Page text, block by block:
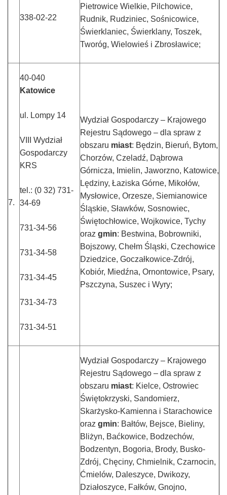
338-02-22
Pietrowice Wielkie, Pilchowice,
Rudnik, Rudziniec, Sośnicowice,
Świerklaniec, Świerklany, Toszek,
Tworóg, Wielowieś i Zbrosławice;
7.
40-040
Katowice
ul. Lompy 14
VIII Wydział
Gospodarczy
KRS
tel.: (0 32) 731-
34-69
731-34-56
731-34-58
731-34-45
731-34-73
731-34-51
Wydział Gospodarczy – Krajowego
Rejestru Sądowego – dla spraw z
obszaru miast: Będzin, Bieruń, Bytom,
Chorzów, Czeladź, Dąbrowa
Górnicza, Imielin, Jaworzno, Katowice,
Lędziny, Łaziska Górne, Mikołów,
Mysłowice, Orzesze, Siemianowice
Śląskie, Sławków, Sosnowiec,
Świętochłowice, Wojkowice, Tychy
oraz gmin: Bestwina, Bobrowniki,
Bojszowy, Chełm Śląski, Czechowice
Dziedzice, Goczałkowice-Zdrój,
Kobiór, Miedźna, Ornontowice, Psary,
Pszczyna, Suszec i Wyry;
Wydział Gospodarczy – Krajowego
Rejestru Sądowego – dla spraw z
obszaru miast: Kielce, Ostrowiec
Świętokrzyski, Sandomierz,
Skarżysko-Kamienna i Starachowice
oraz gmin: Bałtów, Bejsce, Bieliny,
Bliżyn, Baćkowice, Bodzechów,
Bodzentyn, Bogoria, Brody, Busko-
Zdrój, Chęciny, Chmielnik, Czarnocin,
Ćmielów, Daleszyce, Dwikozy,
Działoszyce, Fałków, Gnojno,